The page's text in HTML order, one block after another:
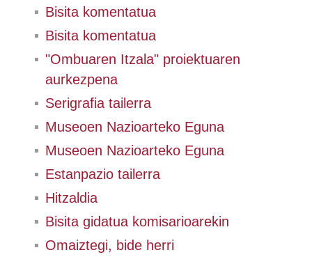
Bisita komentatua
Bisita komentatua
"Ombuaren Itzala" proiektuaren
aurkezpena
Serigrafia tailerra
Museoen Nazioarteko Eguna
Museoen Nazioarteko Eguna
Estanpazio tailerra
Hitzaldia
Bisita gidatua komisarioarekin
Omaiztegi, bide herri